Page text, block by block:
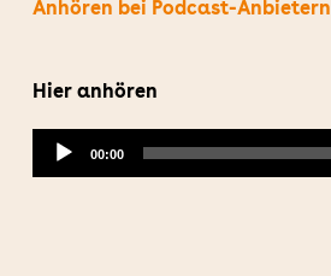
Anhören bei Podcast-Anbietern
Hier anhören
Audio-
Player
00:00